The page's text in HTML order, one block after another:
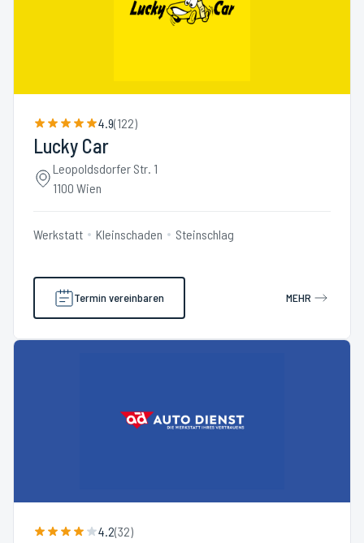
4.9(122)
Lucky Car
Leopoldsdorfer Str. 1
1100 Wien
Werkstatt Kleinschaden Steinschlag
Termin vereinbaren MEHR
4.2(32)